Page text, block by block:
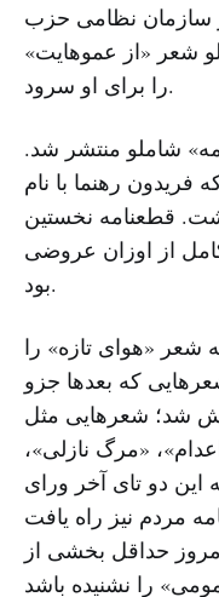
که همراه با ۹ افسر سازمان نظامی حزب
شعر «از عموهایت»
را برای او سرود.
شاملو منتشر شد.
فریدون رهنما با نام
قطعنامه نخستین
از اوزان عروضی
بود.
۱۳۳۶ مجموعه شعر «هوای تازه» را
که بعدها جزو
شد؛ ‌شعرهایی مثل
«مرگ نازلی»،
دو تای آخر ورای
مردم نیز راه یافت
حداقل بخشی از